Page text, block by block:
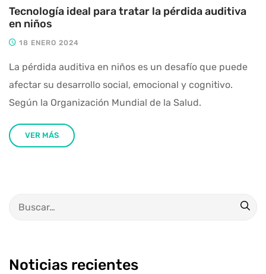
Tecnología ideal para tratar la pérdida auditiva
en niños
18 ENERO 2024
La pérdida auditiva en niños es un desafío que puede
afectar su desarrollo social, emocional y cognitivo.
Según la Organización Mundial de la Salud.
VER MÁS
Noticias recientes